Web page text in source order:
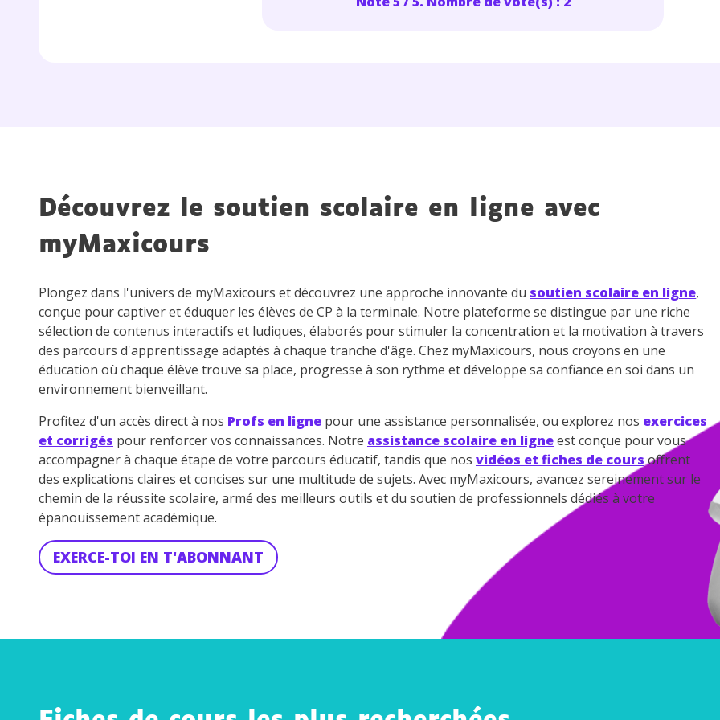
Découvrez le soutien scolaire en ligne avec
myMaxicours
Plongez dans l'univers de myMaxicours et découvrez une approche innovante du soutien scolaire en ligne,
conçue pour captiver et éduquer les élèves de CP à la terminale. Notre plateforme se distingue par une riche
sélection de contenus interactifs et ludiques, élaborés pour stimuler la concentration et la motivation à travers
des parcours d'apprentissage adaptés à chaque tranche d'âge. Chez myMaxicours, nous croyons en une
éducation où chaque élève trouve sa place, progresse à son rythme et développe sa confiance en soi dans un
environnement bienveillant.
Profitez d'un accès direct à nos Profs en ligne pour une assistance personnalisée, ou explorez nos exercices
et corrigés pour renforcer vos connaissances. Notre assistance scolaire en ligneest conçue pour vous
accompagner à chaque étape de votre parcours éducatif, tandis que nos vidéos et fiches de coursoffrent
des explications claires et concises sur une multitude de sujets. Avec myMaxicours, avancez sereinement sur le
chemin de la réussite scolaire, armé des meilleurs outils et du soutien de professionnels dédiés à votre
épanouissement académique.
EXERCE-TOI EN T'ABONNANT
de vos données personnelles et pour exercer vos droits, vous pouvez